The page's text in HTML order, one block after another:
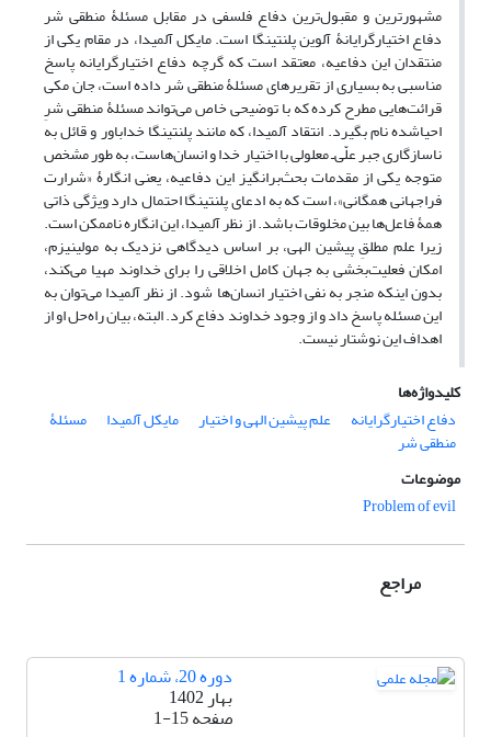
مشهورترین و مقبول‌ترین دفاع فلسفی در مقابل مسئلۀ منطقی شر
دفاع اختیارگرایانۀ آلوین پلنتینگا است. مایکل آلمیدا، در مقام یکی از
منتقدان این دفاعیه، معتقد است که گرچه دفاع اختیارگرایانه پاسخ
مناسبی به بسیاری از تقریرهای مسئلۀ منطقی شر داده است، جان مکی
قرائت‌هایی مطرح کرده که با توضیحی خاص می‌تواند مسئلۀ منطقی شرِ
احیاشده نام بگیرد. انتقاد آلمیدا، که مانند پلنتینگا خداباور و قائل به
ناسازگاری جبر علّی‌ـ معلولی با اختیار خدا و انسان‌هاست، به طور مشخص
متوجه یکی از مقدمات بحث‌برانگیز این دفاعیه، یعنی انگارۀ «شرارت
فراجهانی همگانی»، است که به ادعای پلنتینگا احتمال دارد ویژگی ذاتی
همۀ فاعل‌ها بین مخلوقات باشد. از نظر آلمیدا، این انگاره ناممکن است.
زیرا علم مطلقِ پیشین الهی، بر اساس دیدگاهی نزدیک به مولینیزم،
امکان فعلیت‌بخشی به جهان کامل اخلاقی را برای خداوند مهیا می‌کند،
بدون اینکه منجر به نفی اختیار انسان‌ها شود. از نظر آلمیدا می‌توان به
این مسئله پاسخ داد و از وجود خداوند دفاع کرد. البته، بیان راه‌حل او از
اهداف این نوشتار نیست.
کلیدواژه‌ها
دفاع اختیارگرایانه
علم پیشین الهی و اختیار مایکل آلمیدا مسئلۀ
منطقی شر
موضوعات
Problem of evil
مراجع
دوره 20، شماره 1
بهار 1402
صفحه1-15